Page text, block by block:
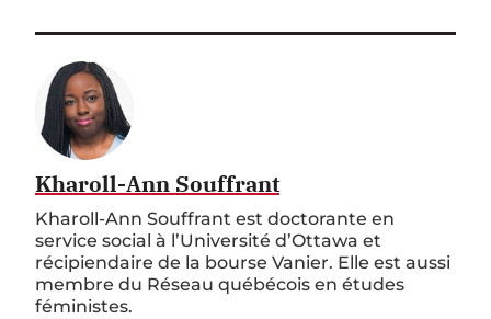
Kharoll-Ann Souffrant
Kharoll-Ann Souffrant est doctorante en
service social à l’Université d’Ottawa et
récipiendaire de la bourse Vanier. Elle est aussi
membre du Réseau québécois en études
féministes.